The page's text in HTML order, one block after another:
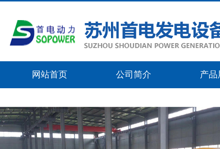
网站首页 公司简介 产品